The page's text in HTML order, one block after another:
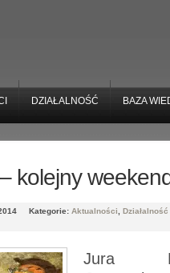
DZIAŁALNOŚĆ BAZA
kolejny
Kategorie: Aktualności,
Jura